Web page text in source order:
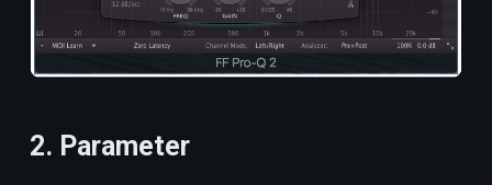
2. Parameter